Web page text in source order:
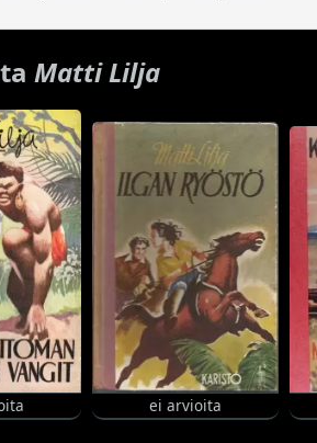
Matti Lilja
ei arvioita